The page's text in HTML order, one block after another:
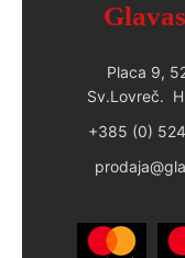
Placa 9,
Sv.Lovreč.
+385 (0)